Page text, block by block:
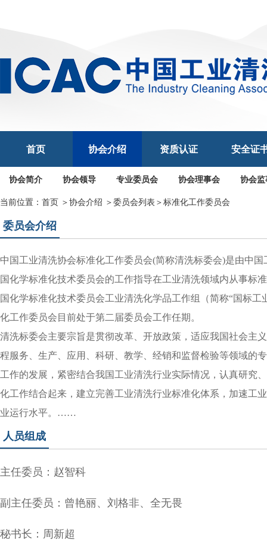
首页 协会介绍
协会简介 协会领导 专业委员会 协会理事会 协会
资质认证 安全证
当前位置： 首页 ＞协会介绍 ＞委员会列表 ＞标准化工作委员会
委员会介绍
中国工业清洗协会标准化工作委员会(简称清洗标委会)是由中国
国化学标准化技术委员会的工作指导在工业清洗领域内从事标
国化学标准化技术委员会工业清洗化学品工作组（简称“国标
化工作委员会目前处于第二届委员会工作任期。
清洗标委会主要宗旨是贯彻改革、开放政策，适应我国社会主
程服务、生产、应用、科研、教学、经销和监督检验等领域的
工作的发展，紧密结合我国工业清洗行业实际情况，认真研究
化工作结合起来，建立完善工业清洗行业标准化体系，加速工
业运行水平。
……
人员组成
主任委员：赵智科
副主任委员：曾艳丽、刘格非、全无畏
秘书长：周新超